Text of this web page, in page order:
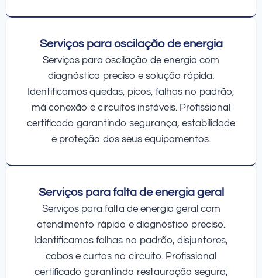
Serviços para oscilação de energia
Serviços para oscilação de energia com
diagnóstico preciso e solução rápida.
Identificamos quedas, picos, falhas no padrão,
má conexão e circuitos instáveis. Profissional
certificado garantindo segurança, estabilidade
e proteção dos seus equipamentos.
Serviços para falta de energia geral
Serviços para falta de energia geral com
atendimento rápido e diagnóstico preciso.
Identificamos falhas no padrão, disjuntores,
cabos e curtos no circuito. Profissional
certificado garantindo restauração segura,